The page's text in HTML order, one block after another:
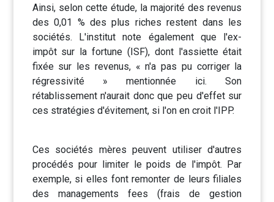
Ainsi, selon cette étude, la majorité des revenus
des 0,01 % des plus riches restent dans les
sociétés. L'institut note également que l'ex-
impôt sur la fortune (ISF), dont l'assiette était
fixée sur les revenus, « n'a pas pu corriger la
régressivité » mentionnée ici. Son
rétablissement n'aurait donc que peu d'effet sur
ces stratégies d'évitement, si l'on en croit l'IPP.
Ces sociétés mères peuvent utiliser d'autres
procédés pour limiter le poids de l'impôt. Par
exemple, si elles font remonter de leurs filiales
des managements fees (frais de gestion